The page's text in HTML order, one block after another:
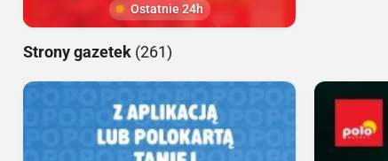
Ostatnie 24h
Strony gazetek (261)